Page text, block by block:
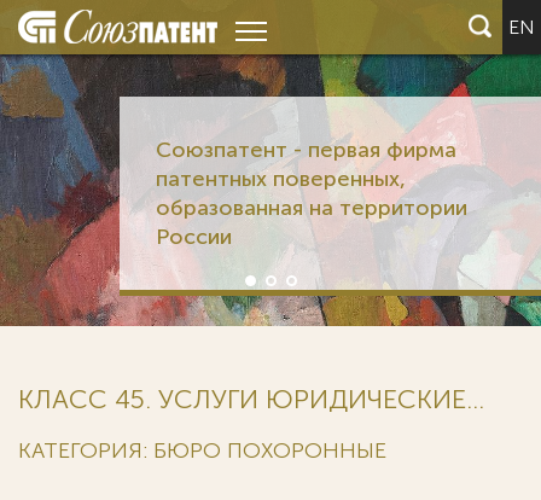
EN
Союзпатент - первая фирма
патентных поверенных,
образованная на территории
России
КЛАСС 45. УСЛУГИ ЮРИДИЧЕСКИЕ...
КАТЕГОРИЯ: БЮРО ПОХОРОННЫЕ